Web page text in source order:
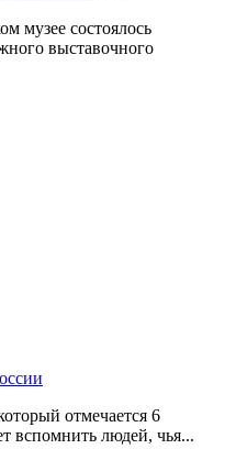
музее состоялось
выставочного
отмечается 6
вспомнить людей, чья...